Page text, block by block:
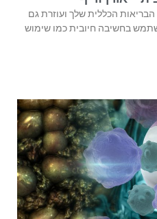
הכללית שלך ועוזרת גם
בחשיבה חיובית כמו שימוש